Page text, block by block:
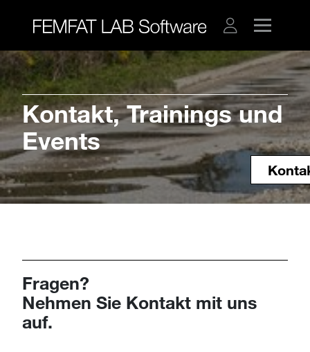
Kontakt, Trainings und
Events
Fragen?
Nehmen Sie Kontakt mit uns
auf.